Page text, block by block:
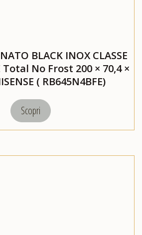
BLACK INOX CLASSE
Total No Frost 200 × 70,4 ×
( RB645N4BFE)
Scopri